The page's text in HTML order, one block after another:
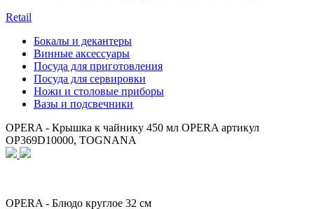
Retail
Бокалы и декантеры
Винные аксессуары
Посуда для приготовления
Посуда для сервировки
Ножи и столовые приборы
Вазы и подсвечники
OPERA - Крышка к чайнику 450 мл OPERA артикул
OP369D10000, TOGNANA
OPERA - Блюдо круглое 32 см